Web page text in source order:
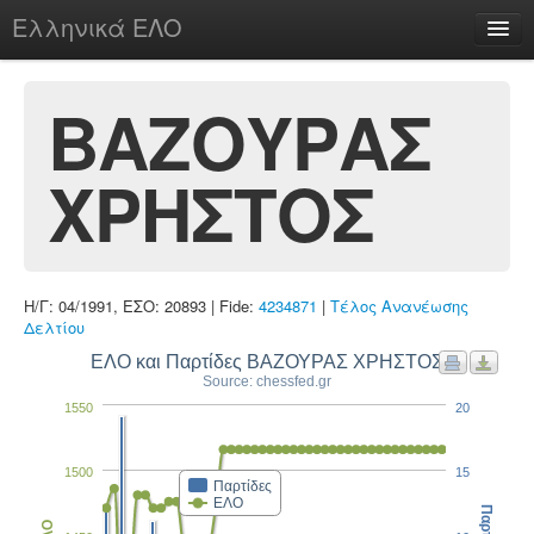
Ελληνικά ΕΛΟ
chesstu.be @ discord
Login
ΒΑΖΟΥΡΑΣ
ΧΡΗΣΤΟΣ
Η/Γ: 04/1991, ΕΣΟ: 20893 | Fide: 4234871 | Τέλος Ανανέωσης
Δελτίου
ΕΛΟ και Παρτίδες ΒΑΖΟΥΡΑΣ ΧΡΗΣΤΟΣ
Source: chessfed.gr
Παρτίδες
ΕΛΟ
1500
1550
15
20